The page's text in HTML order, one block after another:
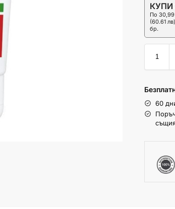
КУПИ
По
(60.61 лв)
бр.
60
Не,